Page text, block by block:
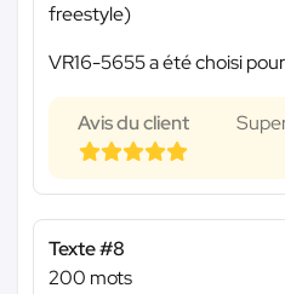
freestyle)
VR16-5655 a été choisi
Avis du client
Texte #8
200 mots